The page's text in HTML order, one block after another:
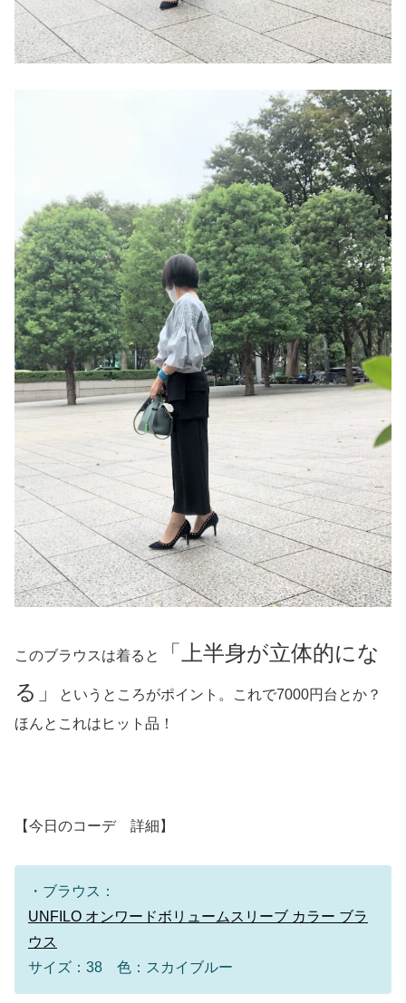
このブラウスは着ると
「上半身が立体的にな
る」
というところがポイント。これで7000円台とか？
ほんとこれはヒット品！
【今日のコーデ 詳細】
・ブラウス：
UNFILO オンワードボリュームスリーブ カラー ブラ
ウス
サイズ：38 色：スカイブルー